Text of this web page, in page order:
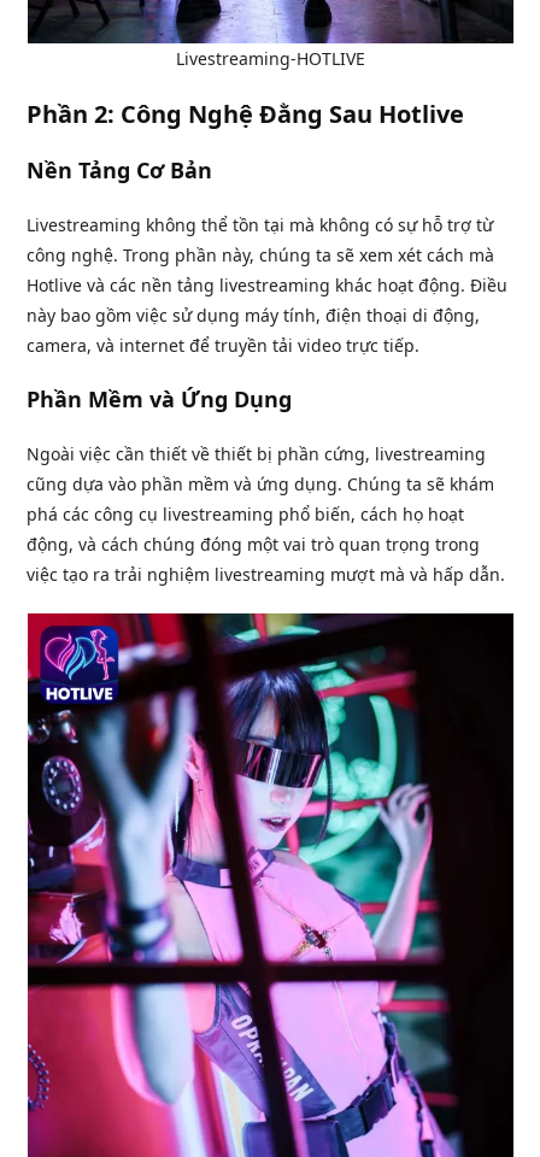
Livestreaming-HOTLIVE
Phần 2: Công Nghệ Đằng Sau Hotlive
Nền Tảng Cơ Bản
Livestreaming không thể tồn tại mà không có sự hỗ trợ từ
công nghệ. Trong phần này, chúng ta sẽ xem xét cách mà
Hotlive và các nền tảng livestreaming khác hoạt động. Điều
này bao gồm việc sử dụng máy tính, điện thoại di động,
camera, và internet để truyền tải video trực tiếp.
Phần Mềm và Ứng Dụng
Ngoài việc cần thiết về thiết bị phần cứng, livestreaming
cũng dựa vào phần mềm và ứng dụng. Chúng ta sẽ khám
phá các công cụ livestreaming phổ biến, cách họ hoạt
động, và cách chúng đóng một vai trò quan trọng trong
việc tạo ra trải nghiệm livestreaming mượt mà và hấp dẫn.